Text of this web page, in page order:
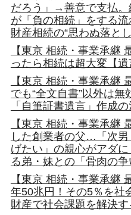
だろう」→善意で支払
が「負の相続」をする
財産相続の“思わぬ落と
【東京 相続・事業承継
ったら相続は超大変【遺
【東京 相続・事業承継
でも“全文自書”以外は
「自筆証書遺言」作成
【東京 相続・事業承継
した創業者の父…「次
げたい」の親心がアダ
る弟・妹との「骨肉の争
【東京 相続・事業承継
年50兆円！その5％を
財産で社会課題を解決